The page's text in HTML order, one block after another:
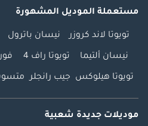
مستعملة الموديل المشهورة
تويوتا لاند كروزر نيسان باترول
نيسان ألتيما تويوتا راف 4
تويوتا هيلوكس جيب رانجلر
موديلات جديدة شعبية